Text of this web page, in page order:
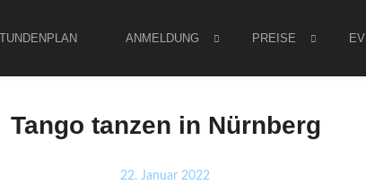
ANMELDUNG PREISE
Tango tanzen in Nürnberg
22. Januar 2022